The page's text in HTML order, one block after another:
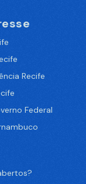
Recife
Federal